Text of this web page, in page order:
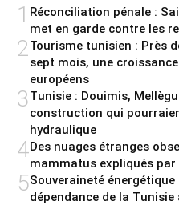
1 Réconciliation pénale :
met en garde contre les
2Tourisme tunisien : Près
sept mois, une
européens
3Tunisie : Douimis,
construction qui
hydraulique
4Des nuages étranges
mammatus expliqués
5Souveraineté
dépendance de la Tunisie